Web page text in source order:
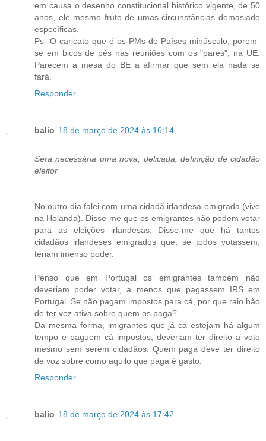
em causa o desenho constitucional histórico vigente, de 50
anos, ele mesmo fruto de umas circunstãncias demasiado
específicas.
Ps- O caricato que é os PMs de Países minúsculo, porem-
se em bicos de pés nas reuniões com os "pares", na UE.
Parecem a mesa do BE a afirmar que sem ela nada se
fará.
Responder
balio 18 de março de 2024 às 16:14
Será necessária uma nova, delicada, definição de cidadão
eleitor
No outro dia falei com uma cidadã irlandesa emigrada (vive
na Holanda). Disse-me que os emigrantes não podem votar
para as eleições irlandesas. Disse-me que há tantos
cidadãos irlandeses emigrados que, se todos votassem,
teriam imenso poder.
Penso que em Portugal os emigrantes também não
deveriam poder votar, a menos que pagassem IRS em
Portugal. Se não pagam impostos para cá, por que raio hão
de ter voz ativa sobre quem os paga?
Da mesma forma, imigrantes que já cá estejam há algum
tempo e paguem cá impostos, deveriam ter direito a voto
mesmo sem serem cidadãos. Quem paga deve ter direito
de voz sobre como aquilo que paga é gasto.
Responder
balio 18 de março de 2024 às 17:42